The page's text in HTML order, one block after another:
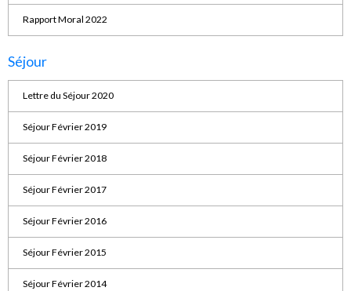
Rapport Moral 2022
Séjour
Lettre du Séjour 2020
Séjour Février 2019
Séjour Février 2018
Séjour Février 2017
Séjour Février 2016
Séjour Février 2015
Séjour Février 2014